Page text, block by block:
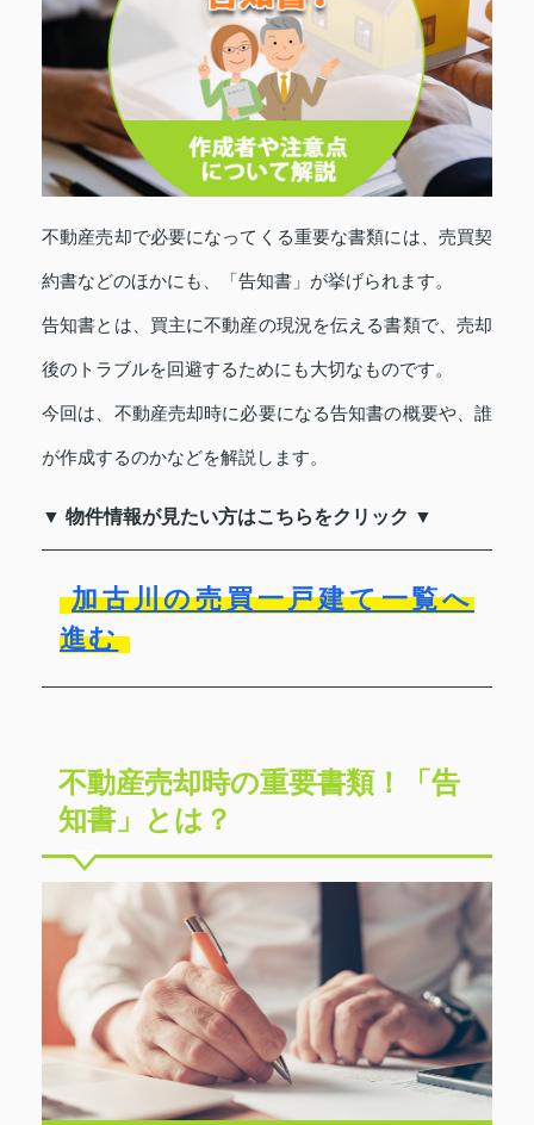
不動産売却で必要になってくる重要な書類には、売買契
約書などのほかにも、「告知書」が挙げられます。
告知書とは、買主に不動産の現況を伝える書類で、売却
後のトラブルを回避するためにも大切なものです。
今回は、不動産売却時に必要になる告知書の概要や、誰
が作成するのかなどを解説します。
▼ 物件情報が見たい方はこちらをクリック ▼
加古川の売買一戸建て一覧へ
進む
不動産売却時の重要書類！「告
知書」とは？